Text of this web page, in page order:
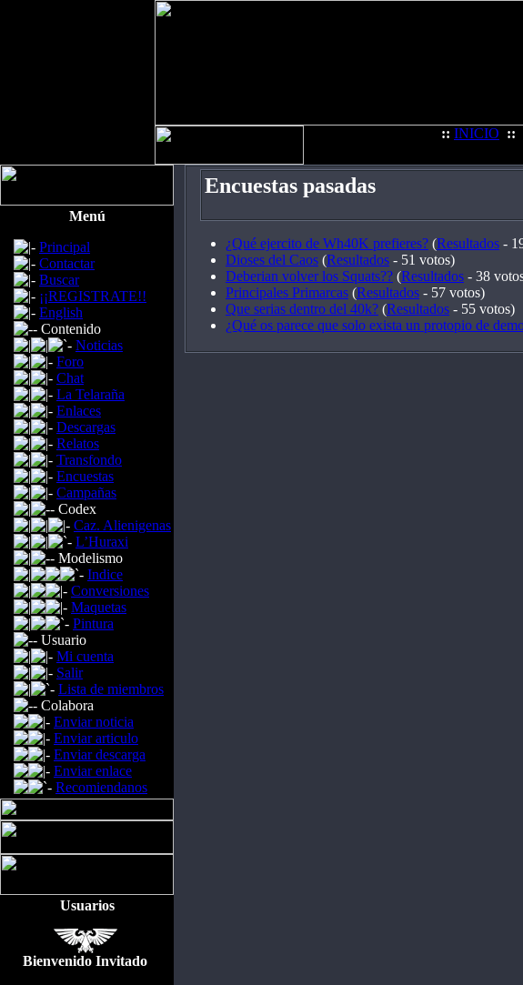
:: INICIO ::
Menú
Principal
Contactar
Buscar
¡¡REGISTRATE!!
English
Contenido
Noticias
Foro
Chat
La Telaraña
Enlaces
Descargas
Relatos
Transfondo
Encuestas
Campañas
Codex
Caz. Alienigenas
L’Huraxi
Modelismo
Indice
Conversiones
Maquetas
Pintura
Usuario
Mi cuenta
Salir
Lista de miembros
Colabora
Enviar noticia
Enviar articulo
Enviar descarga
Enviar enlace
Recomiendanos
Usuarios
Bienvenido Invitado
Encuestas pasadas
¿Qué ejercito de Wh40K prefieres? (Resultados -
Dioses del Caos (Resultados - 51 votos)
Deberian volver los Squats?? (Resultados - 38
Principales Primarcas (Resultados - 57 votos)
Que serias dentro del 40k? (Resultados - 55 votos)
¿Qué os parece que solo exista un protopio de